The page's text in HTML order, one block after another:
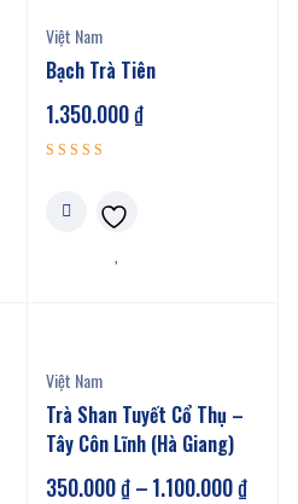
Việt Nam
Bạch Trà Tiên
1.350.000₫
hạng
5.00
5 sao
Việt Nam
Trà Shan Tuyết Cổ Thụ –
Tây Côn Lĩnh (Hà Giang)
350.000₫–1.100.000₫